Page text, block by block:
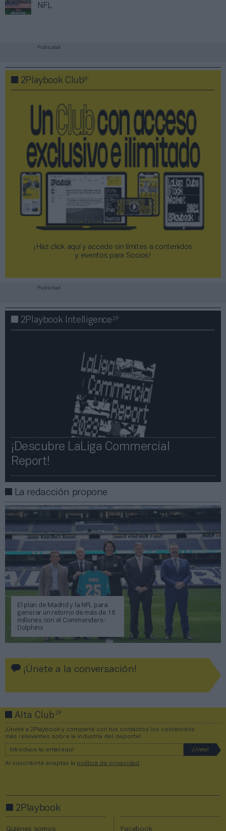
NFL
Publicidad
2Playbook Club2P
¡Haz click aquí y accede sin límites a contenidos
y eventos para Socios!​​​​​​​
Publicidad
2Playbook Intelligence2P
¡Descubre LaLiga Commercial
Report!​​
La redacción propone
El plan de Madrid y la NFL para
generar un retorno de más de 16
millones con el Commanders-
Dolphins
¡Únete a la conversación!
Alta Club2P
¡Únete a 2Playbook y comparte con tus contactos los contenidos
más relevantes sobre la industria del deporte!
Al suscribirte aceptas la política de privacidad
2Playbook
Quiénes somos Facebook